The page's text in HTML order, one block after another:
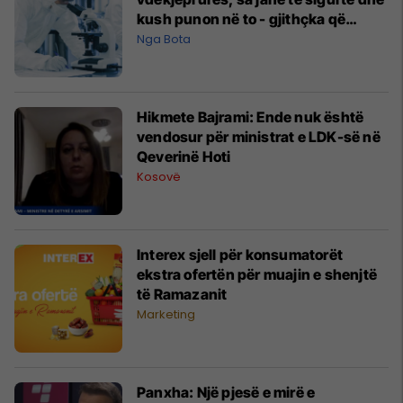
kush punon në to - gjithçka që
duhet të dini për laboratorët S4
Nga Bota
Hikmete Bajrami: Ende nuk është
vendosur për ministrat e LDK-së në
Qeverinë Hoti
Kosovë
Interex sjell për konsumatorët
ekstra ofertën për muajin e shenjtë
të Ramazanit
Marketing
Panxha: Një pjesë e mirë e